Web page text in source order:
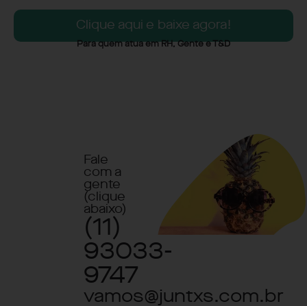
Clique aqui e baixe agora!
Para quem atua em RH, Gente e T&D
Fale
com a
gente
(clique
abaixo)
(11)
93033-
9747
vamos@juntxs.com.br